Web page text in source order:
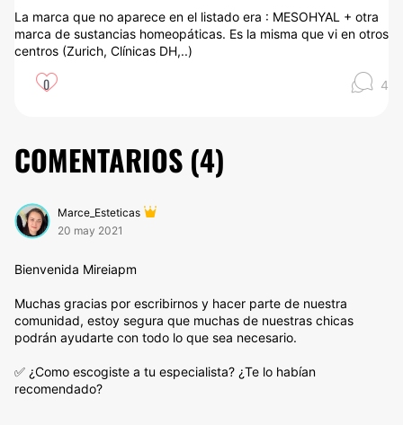
La marca que no aparece en el listado era : MESOHYAL + otra
marca de sustancias homeopáticas. Es la misma que vi en otros
centros (Zurich, Clínicas DH,..)
0 4
COMENTARIOS (4)
Marce_Esteticas
20 may 2021
Bienvenida Mireiapm
Muchas gracias por escribirnos y hacer parte de nuestra
comunidad, estoy segura que muchas de nuestras chicas
podrán ayudarte con todo lo que sea necesario.
✅ ¿Como escogiste a tu especialista? ¿Te lo habían
recomendado?